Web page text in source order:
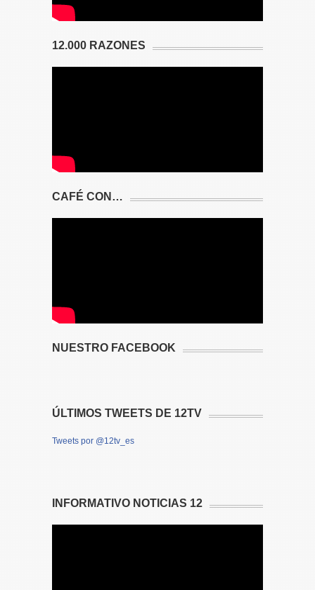
12.000 RAZONES
CAFÉ CON…
NUESTRO FACEBOOK
ÚLTIMOS TWEETS DE 12TV
Tweets por @12tv_es
INFORMATIVO NOTICIAS 12